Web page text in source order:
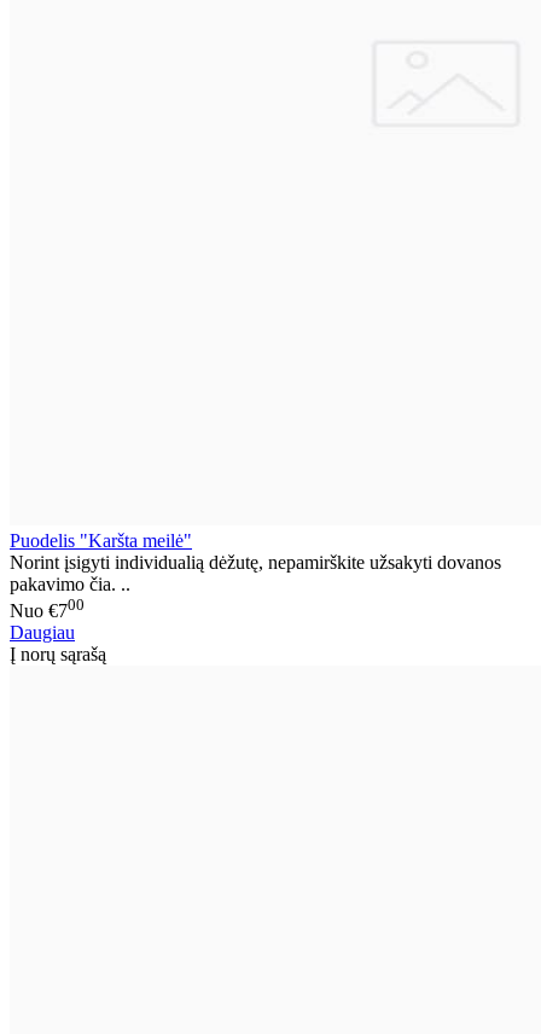
Puodelis "Karšta meilė"
Norint įsigyti individualią dėžutę, nepamirškite užsakyti dovanos
pakavimo čia. ..
Nuo €700
Daugiau
Į norų sąrašą